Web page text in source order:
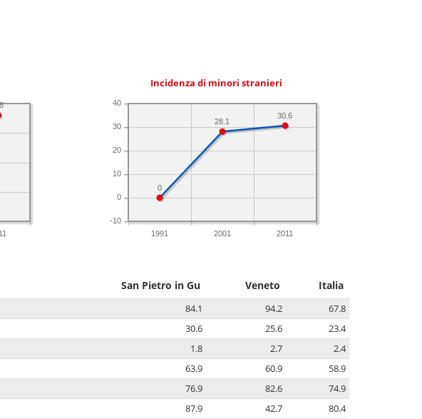
Incidenza di minori stranieri
1991 2001 2011
-10
0
10
20
30
40
30.6
28.1
0
San Pietro in Gu Veneto Italia
84.1 94.2
67.8
30.6 25.6
23.4
1.8 2.7
2.4
63.9 60.9
58.9
76.9 82.6
74.9
87.9 42.7
80.4